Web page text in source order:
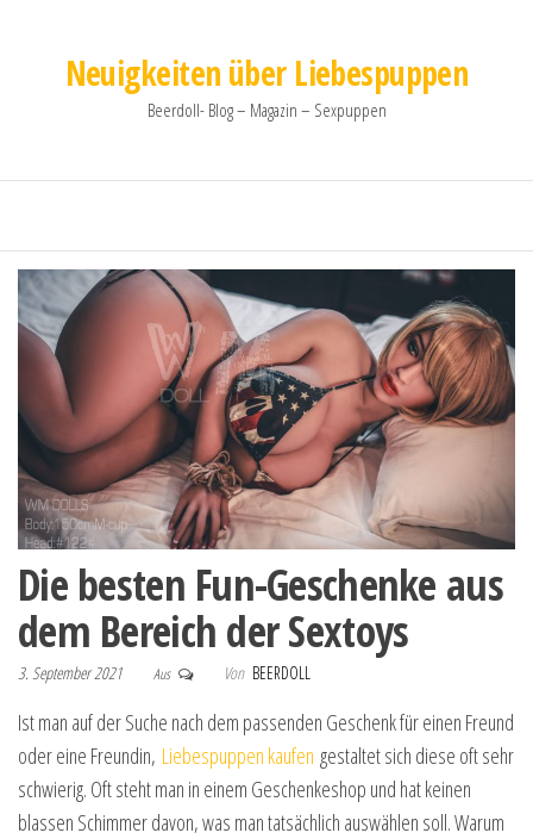
Neuigkeiten über Liebespuppen
Beerdoll- Blog – Magazin – Sexpuppen
Die besten Fun-Geschenke aus
dem Bereich der Sextoys
3. September 2021 Aus Von BEERDOLL
Ist man auf der Suche nach dem passenden Geschenk für einen Freund
oder eine Freundin, Liebespuppen kaufen gestaltet sich diese oft sehr
schwierig. Oft steht man in einem Geschenkeshop und hat keinen
blassen Schimmer davon, was man tatsächlich auswählen soll. Warum